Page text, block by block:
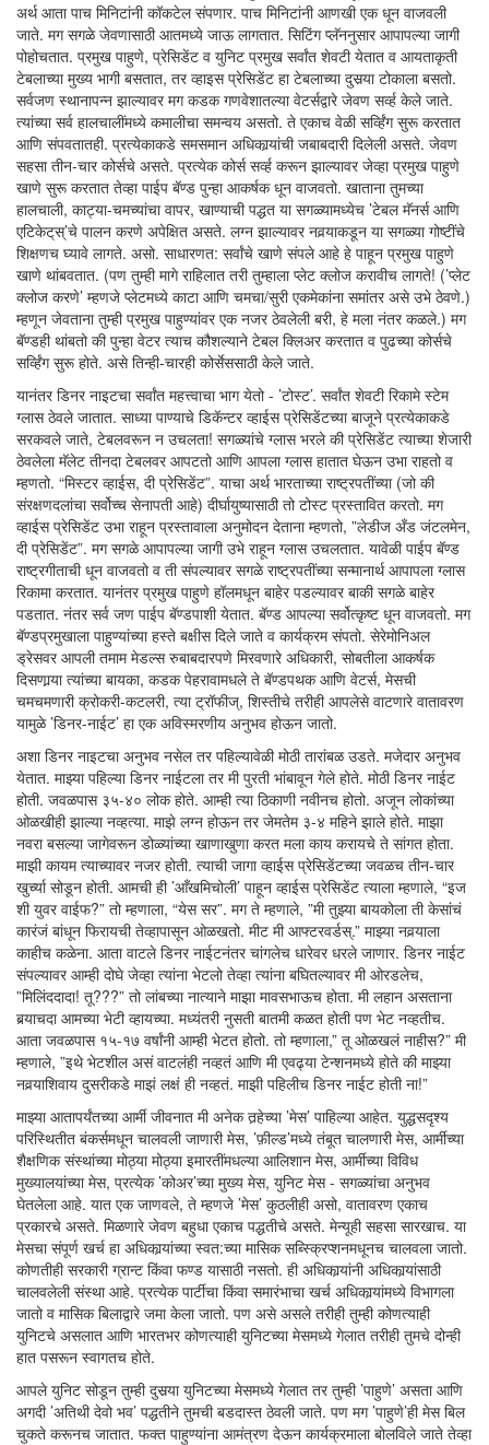
अर्थ आता पाच मिनिटांनी कॉकटेल संपणार. पाच मिनिटांनी आणखी एक धून वाजवली
जाते. मग सगळे जेवणासाठी आतमध्ये जाऊ लागतात. सिटिंग प्लॅननुसार आपापल्या जागी
पोहोचतात. प्रमुख पाहुणे, प्रेसिडेंट व युनिट प्रमुख सर्वांत शेवटी येतात व आयताकृती
टेबलाच्या मुख्य भागी बसतात, तर व्हाइस प्रेसिडेंट हा टेबलाच्या दुसर्‍या टोकाला बसतो.
सर्वजण स्थानापन्न झाल्यावर मग कडक गणवेशातल्या वेटर्सद्वारे जेवण सर्व्ह केले जाते.
त्यांच्या सर्व हालचालींमध्ये कमालीचा समन्वय असतो. ते एकाच वेळी सर्व्हिंग सुरू करतात
आणि संपवतातही. प्रत्येकाकडे समसमान अधिकार्‍यांची जबाबदारी दिलेली असते. जेवण
सहसा तीन-चार कोर्सचे असते. प्रत्येक कोर्स सर्व्ह करून झाल्यावर जेव्हा प्रमुख पाहुणे
खाणे सुरू करतात तेव्हा पाईप बॅण्ड पुन्हा आकर्षक धून वाजवतो. खाताना तुमच्या
हालचाली, काट्या-चमच्यांचा वापर, खाण्याची पद्धत या सगळ्यामध्येच ’टेबल मॅनर्स आणि
एटिकेट्‌स्‌’चे पालन करणे अपेक्षित असते. लग्न झाल्यावर नवर्‍याकडून या सगळ्या गोष्टींचे
शिक्षणच घ्यावे लागते. असो. साधारणत: सर्वांचे खाणे संपले आहे हे पाहून प्रमुख पाहुणे
खाणे थांबवतात. (पण तुम्ही मागे राहिलात तरी तुम्हाला प्लेट क्लोज करावीच लागते! (’प्लेट
क्लोज करणे’ म्हणजे प्लेटमध्ये काटा आणि चमचा/सुरी एकमेकांना समांतर असे उभे ठेवणे.)
म्हणून जेवताना तुम्ही प्रमुख पाहुण्यांवर एक नजर ठेवलेली बरी, हे मला नंतर कळले.) मग
बॅण्डही थांबतो की पुन्हा वेटर त्याच कौशल्याने टेबल क्लिअर करतात व पुढच्या कोर्सचे
सर्व्हिंग सुरू होते. असे तिन्ही-चारही कोर्सेससाठी केले जाते.
यानंतर डिनर नाइटचा सर्वांत महत्त्वाचा भाग येतो - ’टोस्ट’. सर्वांत शेवटी रिकामे स्टेम
ग्लास ठेवले जातात. साध्या पाण्याचे डिकॅन्टर व्हाईस प्रेसिडेंटच्या बाजूने प्रत्येकाकडे
सरकवले जाते, टेबलवरून न उचलता! सगळ्यांचे ग्लास भरले की प्रेसिडेंट त्याच्या शेजारी
ठेवलेला मॅलेट तीनदा टेबलवर आपटतो आणि आपला ग्लास हातात घेऊन उभा राहतो व
म्हणतो. “मिस्टर व्हाईस, दी प्रेसिडेंट”. याचा अर्थ भारताच्या राष्ट्रपतींच्या (जो की
संरक्षणदलांचा सर्वोच्च सेनापती आहे) दीर्घायुष्यासाठी तो टोस्ट प्रस्तावित करतो. मग
व्हाईस प्रेसिडेंट उभा राहून प्रस्तावाला अनुमोदन देताना म्हणतो, ”लेडीज अँड जंटलमेन,
दी प्रेसिडेंट”. मग सगळे आपापल्या जागी उभे राहून ग्लास उचलतात. यावेळी पाईप बॅण्ड
राष्ट्रगीताची धून वाजवतो व ती संपल्यावर सगळे राष्ट्रपतींच्या सन्मानार्थ आपापला ग्लास
रिकामा करतात. यानंतर प्रमुख पाहुणे हॉलमधून बाहेर पडल्यावर बाकी सगळे बाहेर
पडतात. नंतर सर्व जण पाईप बॅण्डपाशी येतात. बॅण्ड आपल्या सर्वोत्कृष्ट धून वाजवतो. मग
बॅण्डप्रमुखाला पाहुण्यांच्या हस्ते बक्षीस दिले जाते व कार्यक्रम संपतो. सेरेमोनिअल
ड्रेसवर आपली तमाम मेडल्स रुबाबदारपणे मिरवणारे अधिकारी, सोबतीला आकर्षक
दिसणार्‍या त्यांच्या बायका, कडक पेहरावामधले ते बॅण्डपथक आणि वेटर्स, मेसची
चमचमणारी क्रोकरी-कटलरी, त्या ट्रॉफीज्, शिस्तीचे तरीही आपलेसे वाटणारे वातावरण
यामुळे ’डिनर-नाईट’ हा एक अविस्मरणीय अनुभव होऊन जातो.
अशा डिनर नाइटचा अनुभव नसेल तर पहिल्यावेळी मोठी तारांबळ उडते. मजेदार अनुभव
येतात. माझ्या पहिल्या डिनर नाईटला तर मी पुरती भांबावून गेले होते. मोठी डिनर नाईट
होती. जवळपास ३५-४० लोक होते. आम्ही त्या ठिकाणी नवीनच होतो. अजून लोकांच्या
ओळखीही झाल्या नव्हत्या. माझे लग्न होऊन तर जेमतेम ३-४ महिने झाले होते. माझा
नवरा बसल्या जागेवरून डोळ्यांच्या खाणाखुणा करत मला काय करायचे ते सांगत होता.
माझी कायम त्याच्यावर नजर होती. त्याची जागा व्हाईस प्रेसिडेंटच्या जवळच तीन-चार
खुर्च्या सोडून होती. आमची ही ’आँखमिचोली’ पाहून व्हाईस प्रेसिडेंट त्याला म्हणाले, “इज
शी युवर वाईफ?” तो म्हणाला, “येस सर”. मग ते म्हणाले, ”मी तुझ्या बायकोला ती केसांचं
कारंजं बांधून फिरायची तेव्हापासून ओळखतो. मीट मी आफ्टरवर्डस्.” माझ्या नवर्‍याला
काहीच कळेना. आता वाटले डिनर नाईटनंतर चांगलेच धारेवर धरले जाणार. डिनर नाईट
संपल्यावर आम्ही दोघे जेव्हा त्यांना भेटलो तेव्हा त्यांना बघितल्यावर मी ओरडलेच,
”मिलिंददादा! तू???” तो लांबच्या नात्याने माझा मावसभाऊच होता. मी लहान असताना
बर्‍याचदा आमच्या भेटी व्हायच्या. मध्यंतरी नुसती बातमी कळत होती पण भेट नव्हतीच.
आता जवळपास १५-१७ वर्षांनी आम्ही भेटत होतो. तो म्हणाला,” तू ओळखलं नाहीस?” मी
म्हणाले, ”इथे भेटशील असं वाटलंही नव्हतं आणि मी एवढ्या टेन्शनमध्ये होते की माझ्या
नवर्‍याशिवाय दुसरीकडे माझं लक्षं ही नव्हतं. माझी पहिलीच डिनर नाईट होती ना!”
माझ्या आतापर्यंतच्या आर्मी जीवनात मी अनेक तर्‍हेच्या ’मेस’ पाहिल्या आहेत. युद्धसदृश्य
परिस्थितीत बंकर्समधून चालवली जाणारी मेस, ’फ़ील्ड’मध्ये तंबूत चालणारी मेस, आर्मीच्या
शैक्षणिक संस्थांच्या मोठ्या मोठ्या इमारतींमधल्या आलिशान मेस, आर्मीच्या विविध
मुख्यालयांच्या मेस, प्रत्येक ’कोअर’च्या मुख्य मेस, युनिट मेस - सगळ्यांचा अनुभव
घेतलेला आहे. यात एक जाणवले, ते म्हणजे ’मेस’ कुठलीही असो, वातावरण एकाच
प्रकारचे असते. मिळणारे जेवण बहुधा एकाच पद्धतीचे असते. मेन्यूही सहसा सारखाच. या
मेसचा संपूर्ण खर्च हा अधिकार्‍यांच्या स्वत:च्या मासिक सब्स्क्रिप्शनमधूनच चालवला जातो.
कोणतीही सरकारी ग्रान्ट किंवा फण्ड यासाठी नसतो. ही अधिकार्‍यांनी अधिकार्‍यांसाठी
चालवलेली संस्था आहे. प्रत्येक पार्टीचा किंवा समारंभाचा खर्च अधिकार्‍यांमध्ये विभागला
जातो व मासिक बिलाद्वारे जमा केला जातो. पण असे असले तरीही तुम्ही कोणत्याही
युनिटचे असलात आणि भारतभर कोणत्याही युनिटच्या मेसमध्ये गेलात तरीही तुमचे दोन्ही
हात पसरून स्वागतच होते.
आपले युनिट सोडून तुम्ही दुसर्‍या युनिटच्या मेसमध्ये गेलात तर तुम्ही ’पाहुणे’ असता आणि
अगदी ’अतिथी देवो भव’ पद्धतीने तुमची बडदास्त ठेवली जाते. पण मग ’पाहुणे’ही मेस बिल
चुकते करूनच जातात. फक्त पाहुण्यांना आमंत्रण देऊन कार्यक्रमाला बोलविले जाते तेव्हा